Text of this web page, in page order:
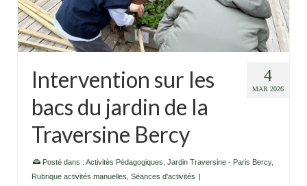
4
MAR 2026
Intervention sur les
bacs du jardin de la
Traversine Bercy
Posté dans : Activités Pédagogiques Jardin Traversine - Paris Bercy,
Rubrique activités manuelles Séances d'activités